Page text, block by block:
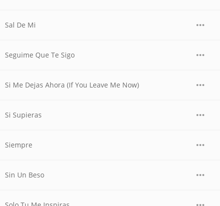
Sal De Mi
Seguime Que Te Sigo
Si Me Dejas Ahora (If You Leave Me Now)
Si Supieras
Siempre
Sin Un Beso